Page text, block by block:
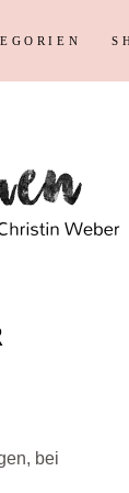
Blogging
Blog
Shopping
bei